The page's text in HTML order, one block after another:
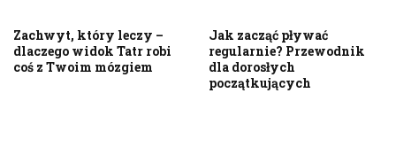
Zachwyt, który leczy –
dlaczego widok Tatr robi
coś z Twoim mózgiem
Jak zacząć pływać
regularnie? Przewodnik
dla dorosłych
początkujących